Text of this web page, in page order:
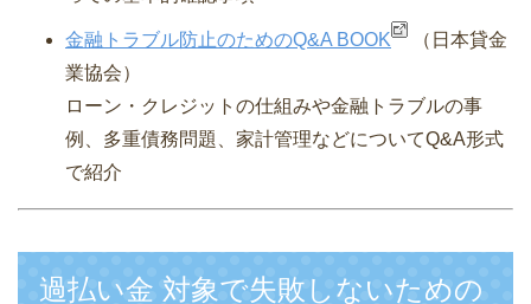
金融トラブル防止のためのQ&A BOOK
（日本貸金
業協会）
ローン・クレジットの仕組みや金融トラブルの事
例、多重債務問題、家計管理などについてQ&A形式
で紹介
過払い金 対象で失敗しないための